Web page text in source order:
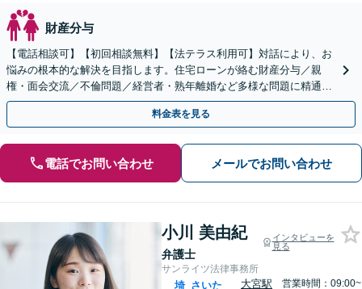
財産分与
【電話相談可】【初回相談無料】【法テラス利用可】対話により、お
悩みの根本的な解決を目指します。住宅ローンが絡む財産分与／親
権・面会交流／不倫問題／経営者・熟年離婚など多様な問題に精通。
協議・調停・裁判の実績多数あり【完全個室】【大宮駅3分】
料金表を見る
電話でお問い合わせ メールでお問い合わせ
小川 美由紀
弁護士
インタビューを
見る
サンライツ法律事務所
埼 さいた
大宮駅
営業時間：09:00~